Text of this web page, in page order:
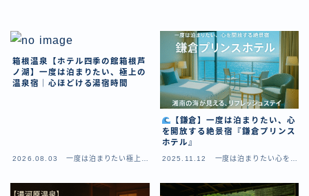
運営者情報
箱根温泉【ホテル四季の館箱根芦
ノ湖】一度は泊まりたい、極上の
温泉宿｜心ほどける湯宿時間
2026.08.03
一度は泊まりたい極上の
【鎌倉】一度は泊まりたい、心
を開放する絶景宿『鎌倉プリンス
ホテル』
2025.11.12
一度は泊まりたい心を開